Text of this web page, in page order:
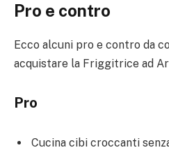
Pro e contro
Ecco alcuni pro e contro da
acquistare la Friggitrice ad
Pro
Cucina cibi croccanti